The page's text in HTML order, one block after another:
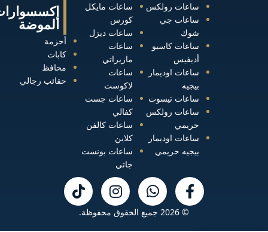
الموضة
أحزمة
كابات
محافظ
حقائب رجالي
ساعات مايكل
كورس
ساعات ديزل
ساعات
مازيراتي
ساعات
لاكوست
ساعات جست
كفالي
ساعات كالفن
كلاين
ساعات بونست
جاتي
ساعات رولكس
ساعات جي
شوك
ساعات كاسيو
أديفيس
ساعات اوديمار
بيجيه
ساعات تيسوت
ساعات رولكس
حريمي
ساعات اوديمار
بيجيه حريمي
© 2026 جميع الحقوق محفوظة.